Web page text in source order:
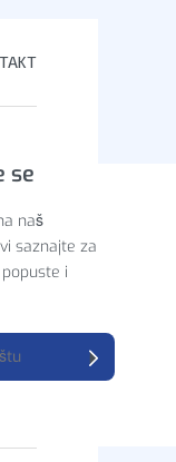
se
naš
saznajte za
i